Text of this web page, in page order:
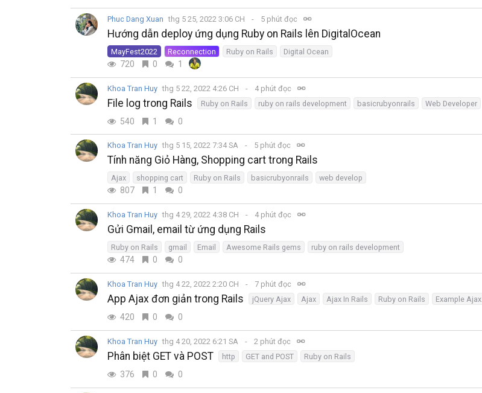
Phuc Dang Xuan thg 5 25, 2022 3:06 CH 5 phút đọc
Hướng dẫn deploy ứng dụng Ruby on Rails lên DigitalOcean
MayFest2022 Reconnection Ruby on Rails Digital Ocean
720 0 1
Khoa Tran Huy thg 5 22, 2022 4:26 CH 4 phút đọc
File log trong Rails Ruby on Rails ruby on rails development basicrubyonrails Web Developer
540 1 0
Khoa Tran Huy thg 5 15, 2022 7:34 SA 5 phút đọc
Tính năng Giỏ Hàng, Shopping cart trong Rails
Ajax shopping cart Ruby on Rails basicrubyonrails web develop
807 1 0
Khoa Tran Huy thg 4 29, 2022 4:38 CH 4 phút đọc
Gửi Gmail, email từ ứng dụng Rails
Ruby on Rails gmail Email Awesome Rails gems ruby on rails development
474 0 0
Khoa Tran Huy thg 4 22, 2022 2:20 CH 7 phút đọc
App Ajax đơn giản trong Rails jQuery Ajax Ajax Ajax In Rails Ruby on Rails Example Ajax.
420 0 0
Khoa Tran Huy thg 4 20, 2022 6:21 SA 2 phút đọc
Phân biệt GET và POST http GET and POST Ruby on Rails
376 0 0